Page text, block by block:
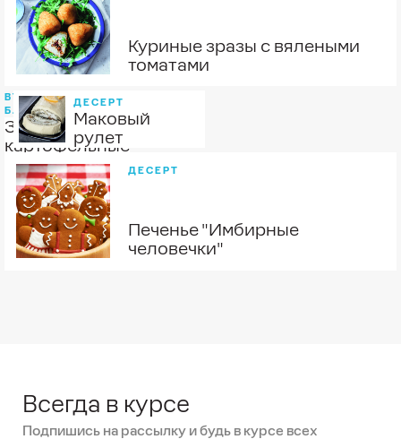
Куриные зразы с вялеными
томатами
ВТОРЫЕ
БЛЮДА
Зразы
картофельные
с мясом
ДЕСЕРТ
Маковый
рулет
ДЕСЕРТ
Печенье "Имбирные
человечки"
Всегда в курсе
Подпишись на рассылку и будь в курсе всех